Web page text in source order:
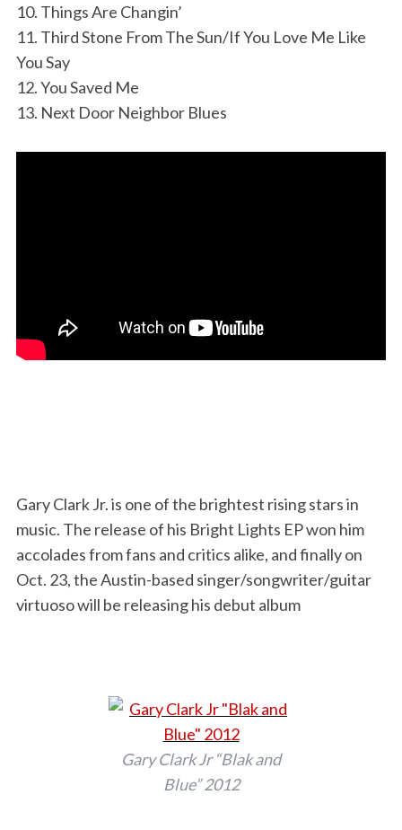
10. Things Are Changin’
11. Third Stone From The Sun/If You Love Me Like
You Say
12. You Saved Me
13. Next Door Neighbor Blues
Gary Clark Jr. is one of the brightest rising stars in
music. The release of his Bright Lights EP won him
accolades from fans and critics alike, and finally on
Oct. 23, the Austin-based singer/songwriter/guitar
virtuoso will be releasing his debut album
Gary Clark Jr “Blak and
Blue” 2012